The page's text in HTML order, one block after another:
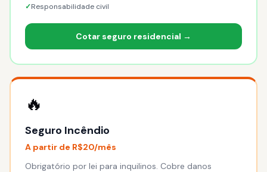
✓Responsabilidade civil
Cotar seguro residencial →
🔥
Seguro Incêndio
A partir de R$20/mês
Obrigatório por lei para inquilinos. Cobre danos